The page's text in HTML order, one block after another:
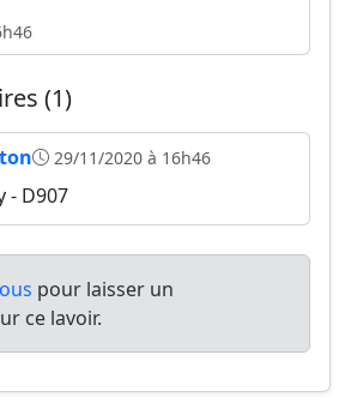
(1)
29/11/2020 à 16h46
- D907
pour laisser un
ce lavoir.